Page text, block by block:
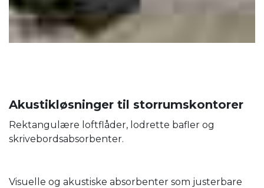
Akustikløsninger til storrumskontorer
Rektangulære loftflåder, lodrette bafler og
skrivebordsabsorbenter.
Visuelle og akustiske absorbenter som justerbare